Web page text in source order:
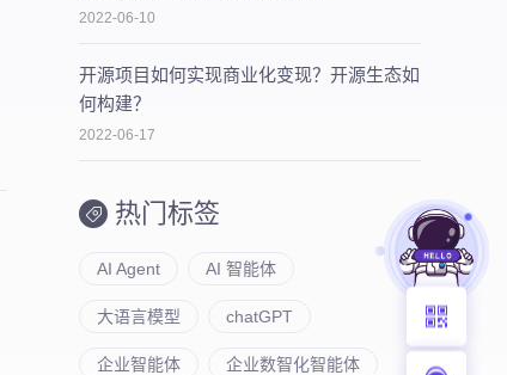
2022-06-10
开源项目如何实现商业化变现？开源生态如
何构建？
2022-06-17
热门标签
AI Agent AI 智能体
大语言模型 chatGPT
企业智能体 企业数智化智能体